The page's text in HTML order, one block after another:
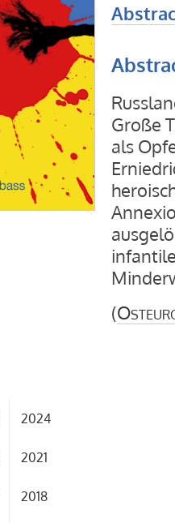
Große
als
(
2024
2021
2018